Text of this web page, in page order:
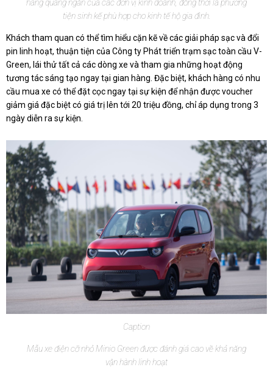
hàng quãng ngắn của các đơn vị kinh doanh, đồng thời là phương
tiện sinh kế phù hợp cho kinh tế hộ gia đình.
Khách tham quan có thể tìm hiểu cặn kẽ về các giải pháp sạc và đổi
pin linh hoạt, thuận tiện của Công ty Phát triển trạm sạc toàn cầu V-
Green, lái thử tất cả các dòng xe và tham gia những hoạt động
tương tác sáng tạo ngay tại gian hàng. Đặc biệt, khách hàng có nhu
cầu mua xe có thể đặt cọc ngay tại sự kiện để nhận được voucher
giảm giá đặc biệt có giá trị lên tới 20 triệu đồng, chỉ áp dụng trong 3
ngày diễn ra sự kiện.
Caption
Mẫu xe điện cỡ nhỏ Minio Green được đánh giá cao về khả năng
vận hành linh hoạt